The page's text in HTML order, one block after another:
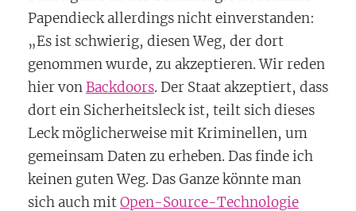
Papendieck allerdings nicht einverstanden:
„Es ist schwierig, diesen Weg, der dort
genommen wurde, zu akzeptieren. Wir reden
hier vonBackdoors. Der Staat akzeptiert, dass
dort ein Sicherheitsleck ist, teilt sich dieses
Leck möglicherweise mit Kriminellen, um
gemeinsam Daten zu erheben. Das finde ich
keinen guten Weg. Das Ganze könnte man
sich auch mitOpen-Source-Technologie